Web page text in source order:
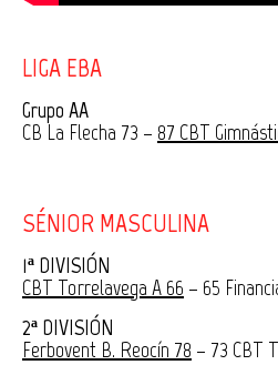
LIGA EBA
Grupo AA
CB La Flecha 73 – 87 CBT
SÉNIOR MASCULINA
1ª DIVISIÓN
CBT Torrelavega A 66 – 65
2ª DIVISIÓN
Ferbovent B. Reocín 78 – 73 CBT